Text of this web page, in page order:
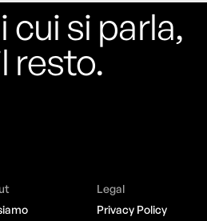
cui si parla,
resto.
Legal
Privacy Policy